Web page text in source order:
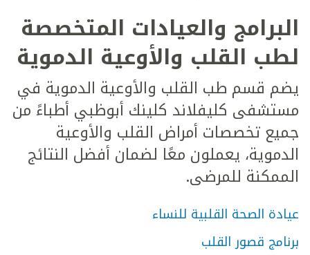
البرامج والعيادات المتخصصة
لطب القلب والأوعية الدموية
يضم قسم طب القلب والأوعية الدموية في
مستشفى كليفلاند كلينك أبوظبي أطباءً من
جميع تخصصات أمراض القلب والأوعية
الدموية، يعملون معًا لضمان أفضل النتائج
الممكنة للمرضى.
عيادة الصحة القلبية للنساء
برنامج قصور القلب